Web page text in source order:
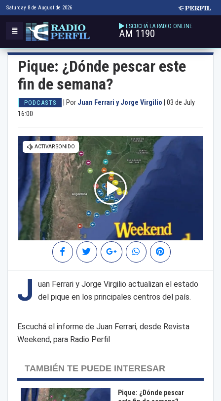
Saturday 8 de August de 2026
ESCUCHÁ LA RADIO ONLINE
AM 1190
Pique: ¿Dónde pescar este
fin de semana?
PODCASTS Por Juan Ferrari y Jorge Virgilio 03 de July
16:00
J
uan Ferrari y Jorge Virgilio actualizan el estado
del pique en los principales centros del país.
Escuchá el informe de Juan Ferrari, desde Revista
Weekend, para Radio Perfil
TAMBIÉN TE PUEDE INTERESAR
Pique: ¿Dónde pescar